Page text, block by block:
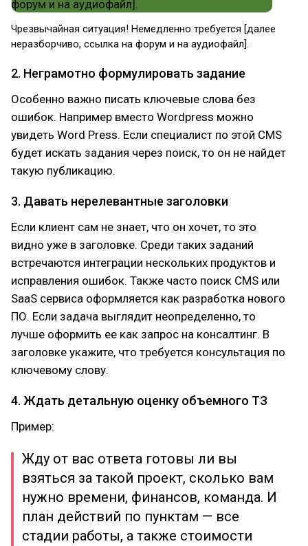
Чрезвычайная ситуация! Немедленно требуется [далее
неразборчиво, ссылка на форум и на аудиофайл].
2. Неграмотно формулировать задание
Особенно важно писать ключевые слова без
ошибок. Например вместо Wordpress можно
увидеть Word Press. Если специалист по этой CMS
будет искать задания через поиск, то он не найдет
такую публикацию.
3. Давать нерелевантные заголовки
Если клиент сам не знает, что он хочет, то это
видно уже в заголовке. Среди таких заданий
встречаются интеграции нескольких продуктов и
исправления ошибок. Также часто поиск CMS или
SaaS сервиса оформляется как разработка нового
ПО. Если задача выглядит неопределенно, то
лучше оформить ее как запрос на консалтинг. В
заголовке укажите, что требуется консультация по
ключевому слову.
4. Ждать детальную оценку объемного ТЗ
Пример:
Жду от вас ответа готовы ли вы
взяться за такой проект, сколько вам
нужно времени, финансов, команда. И
план действий по пунктам — все
стадии работы, а также стоимости